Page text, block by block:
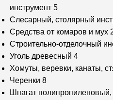
инструмент 5
Слесарный, столярный
Средства от комаров и мух
Строительно-отделочный
Уголь древесный 4
Хомуты, веревки, канаты,
Черенки 8
Шпагат